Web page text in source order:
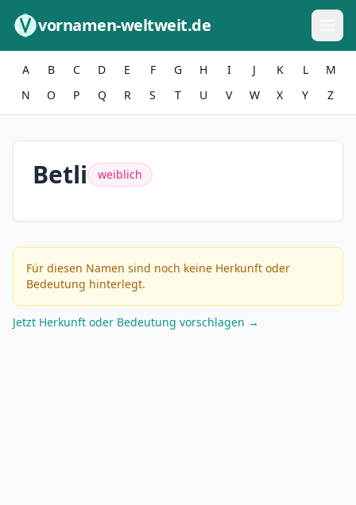
vornamen-weltweit.de
A B C D E F G H I J K L
M
N
O P Q R S T U V W X Y Z
Betli weiblich
Für diesen Namen sind noch keine Herkunft oder
Bedeutung hinterlegt.
Jetzt Herkunft oder Bedeutung vorschlagen →